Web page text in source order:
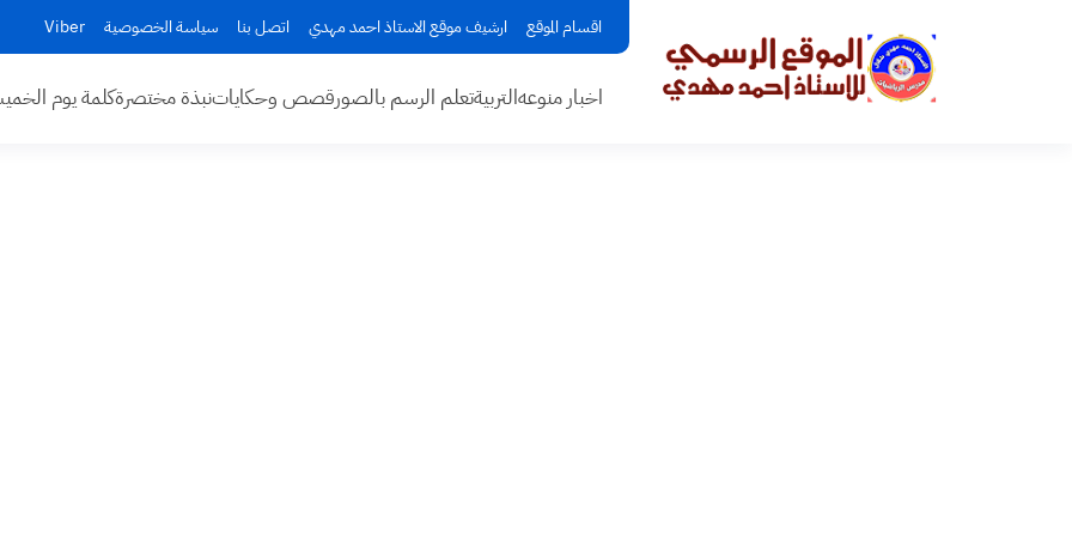
اقسام الموقع ارشيف موقع الاستاذ احمد مهدي اتصل بنا سياسة الخصوصية Viber
اخبار منوعهالتربيةتعلم الرسم بالصورقصص وحكاياتنبذة مختصرةكلمة يوم